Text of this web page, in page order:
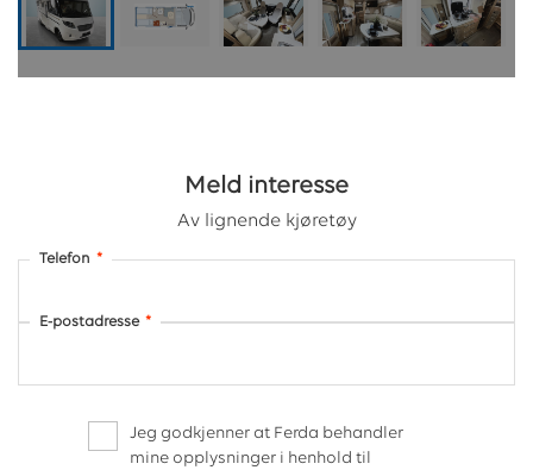
Meld interesse
Av lignende kjøretøy
Telefon *
E-postadresse *
Jeg godkjenner at Ferda behandler
mine opplysninger i henhold til